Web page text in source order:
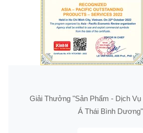
Giải Thưởng "Sản Phẩm - Dịch Vụ
Á Thái Bình Dương"